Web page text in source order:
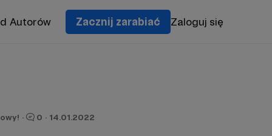
Autorów Zacznij zarabiać Zaloguj się
· 0 · 14.01.2022